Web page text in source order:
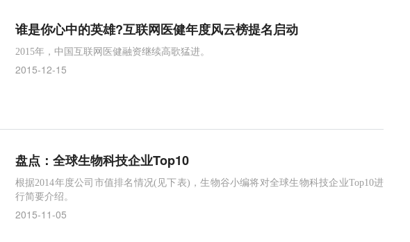
谁是你心中的英雄?互联网医健年度风云榜提名启动
2015年，中国互联网医健融资继续高歌猛进。
2015-12-15
盘点：全球生物科技企业Top10
根据2014年度公司市值排名情况(见下表)，生物谷小编将对全球生物科技企业Top10进
行简要介绍。
2015-11-05